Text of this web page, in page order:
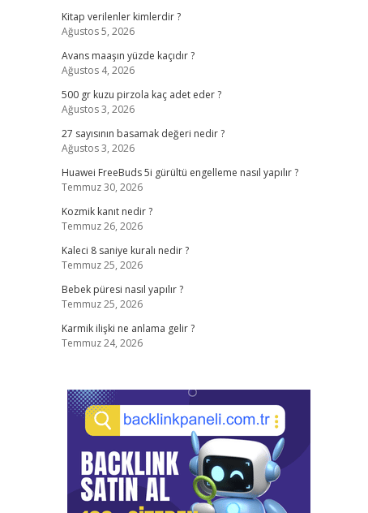
Kitap verilenler kimlerdir ?
Ağustos 5, 2026
Avans maaşın yüzde kaçıdır ?
Ağustos 4, 2026
500 gr kuzu pirzola kaç adet eder ?
Ağustos 3, 2026
27 sayısının basamak değeri nedir ?
Ağustos 3, 2026
Huawei FreeBuds 5i gürültü engelleme nasıl yapılır ?
Temmuz 30, 2026
Kozmik kanıt nedir ?
Temmuz 26, 2026
Kaleci 8 saniye kuralı nedir ?
Temmuz 25, 2026
Bebek püresi nasıl yapılır ?
Temmuz 25, 2026
Karmik ilişki ne anlama gelir ?
Temmuz 24, 2026